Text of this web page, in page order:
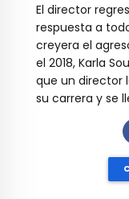
El director
respuesta a
creyera el
el 2018, Karla
que un director
su carrera y se